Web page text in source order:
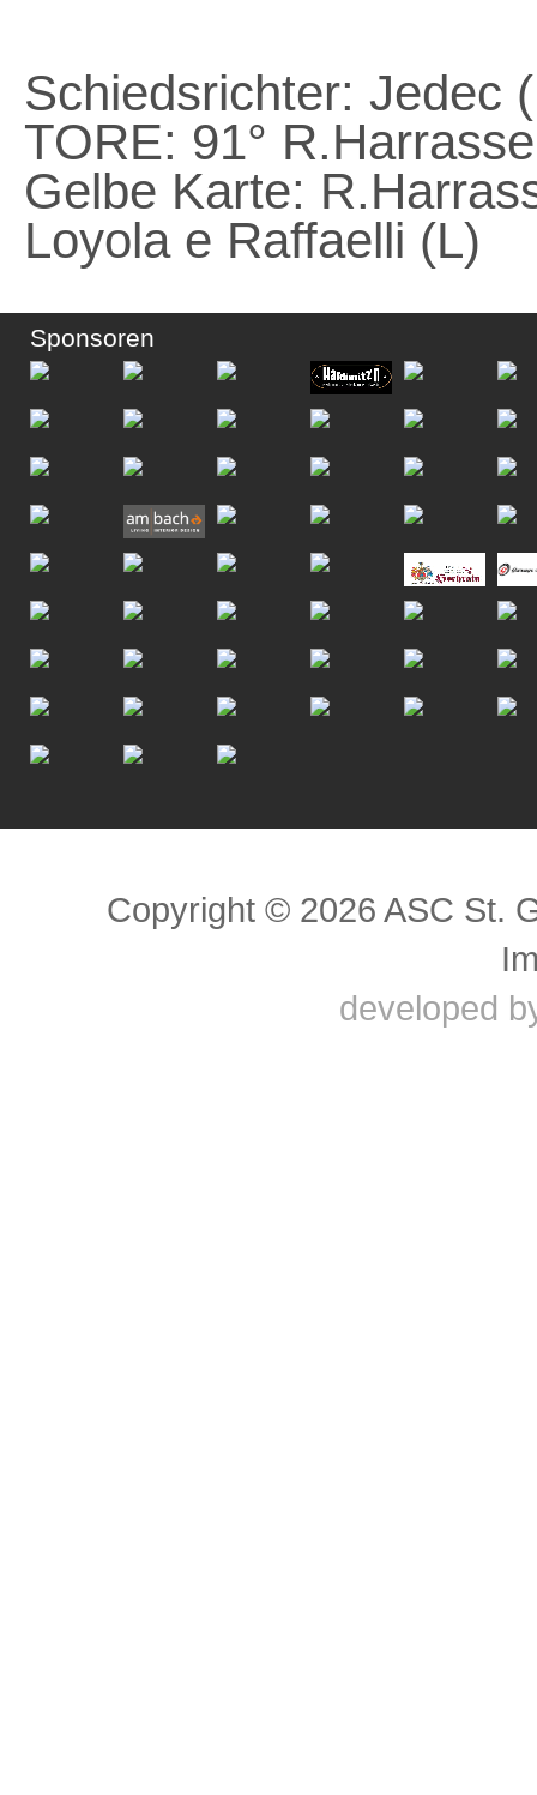
Schiedsrichter: Jedec
TORE: 91°
Gelbe Karte:
Loyola e Raffaelli (L)
Sponsoren
Copyright © 2026 ASC St.
developed